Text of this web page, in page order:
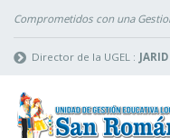
Comprometidos con una
Director de la UGEL :